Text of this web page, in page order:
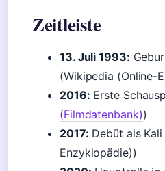
Zeitleiste
13. Juli 1993:
(Wikipedia (Online-
2016: Erste
(Filmdatenbank))
2017: Debüt als
Enzyklopädie))